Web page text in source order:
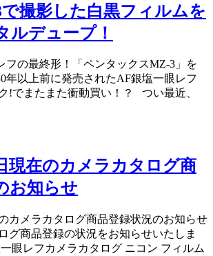
撮影した白黒フィルムを
ルデュープ！
フの最終形！「ペンタックスMZ-3」を
以上前に発売されたAF銀塩一眼レフ
!でまたまた衝動買い！？ つい最近、
現在のカメラカタログ商
お知らせ
カメラカタログ商品登録状況のお知らせ
グ商品登録の状況をお知らせいたしま
眼レフカメラカタログ ニコン フィルム